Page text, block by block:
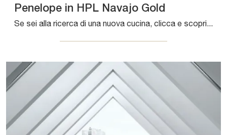
Penelope in HPL Navajo Gold
Se sei alla ricerca di una nuova cucina, clicca e scopri di più sul modello Penelope in HPL Navajo Gold Aran.